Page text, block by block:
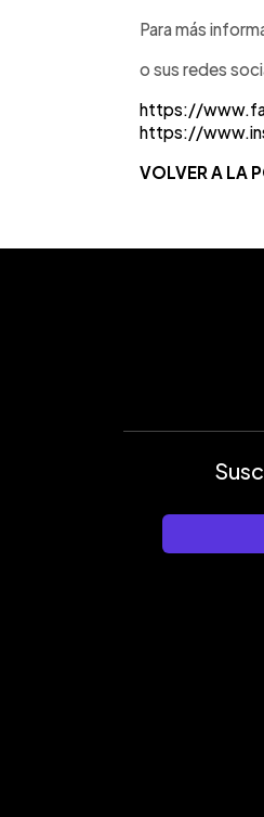
Para más
o sus redes
https://
https://
VOLVER A LA